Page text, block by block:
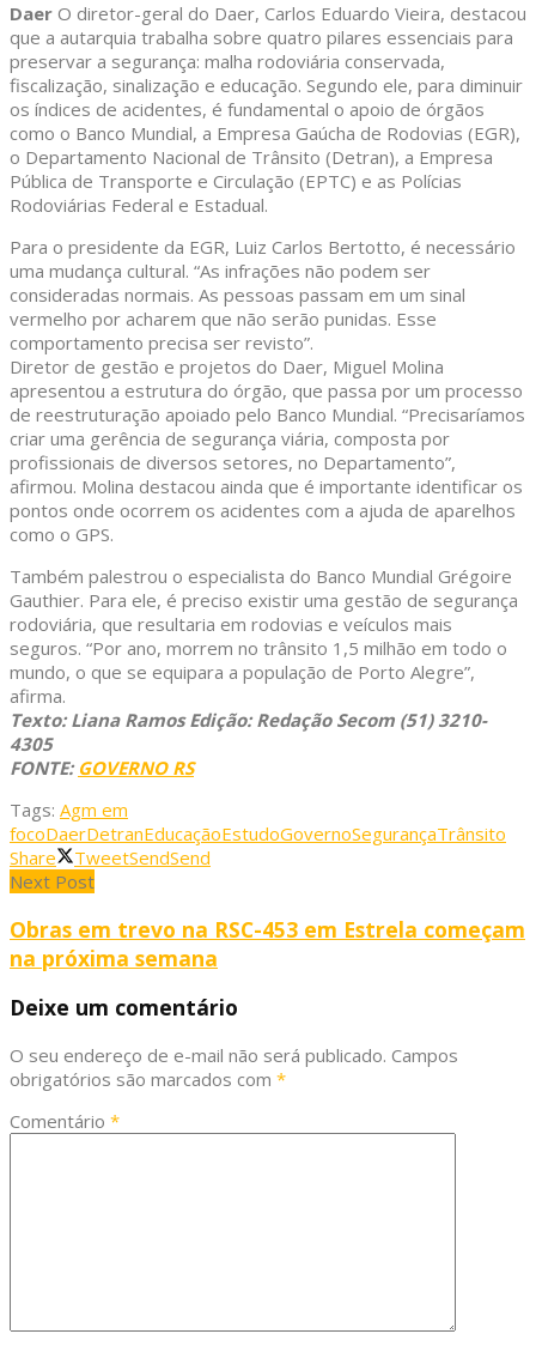
Daer O diretor-geral do Daer, Carlos Eduardo Vieira, destacou
que a autarquia trabalha sobre quatro pilares essenciais para
preservar a segurança: malha rodoviária conservada,
fiscalização, sinalização e educação. Segundo ele, para diminuir
os índices de acidentes, é fundamental o apoio de órgãos
como o Banco Mundial, a Empresa Gaúcha de Rodovias (EGR),
o Departamento Nacional de Trânsito (Detran), a Empresa
Pública de Transporte e Circulação (EPTC) e as Polícias
Rodoviárias Federal e Estadual.
Para o presidente da EGR, Luiz Carlos Bertotto, é necessário
uma mudança cultural. “As infrações não podem ser
consideradas normais. As pessoas passam em um sinal
vermelho por acharem que não serão punidas. Esse
comportamento precisa ser revisto”.
Diretor de gestão e projetos do Daer, Miguel Molina
apresentou a estrutura do órgão, que passa por um processo
de reestruturação apoiado pelo Banco Mundial. “Precisaríamos
criar uma gerência de segurança viária, composta por
profissionais de diversos setores, no Departamento”,
afirmou. Molina destacou ainda que é importante identificar os
pontos onde ocorrem os acidentes com a ajuda de aparelhos
como o GPS.
Também palestrou o especialista do Banco Mundial Grégoire
Gauthier. Para ele, é preciso existir uma gestão de segurança
rodoviária, que resultaria em rodovias e veículos mais
seguros. “Por ano, morrem no trânsito 1,5 milhão em todo o
mundo, o que se equipara a população de Porto Alegre”,
afirma.
Texto: Liana Ramos Edição: Redação Secom (51) 3210-
4305
FONTE: GOVERNO RS
Tags: Agm em
focoDaerDetranEducaçãoEstudoGovernoSegurançaTrânsito
Share
TweetSendSend
Next Post
Obras em trevo na RSC-453 em Estrela começam
na próxima semana
Deixe um comentário
O seu endereço de e-mail não será publicado. Campos
obrigatórios são marcados com *
Comentário *